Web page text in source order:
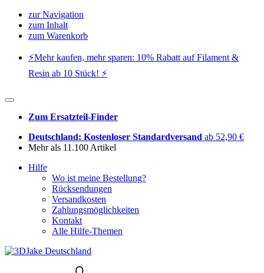
zur Navigation
zum Inhalt
zum Warenkorb
⚡️Mehr kaufen, mehr sparen: 10% Rabatt auf Filament &
Resin ab 10 Stück! ⚡️
Zum Ersatzteil-Finder
Deutschland: Kostenloser Standardversand ab 52,90 €
Mehr als 11.100 Artikel
Hilfe
Wo ist meine Bestellung?
Rücksendungen
Versandkosten
Zahlungsmöglichkeiten
Kontakt
Alle Hilfe-Themen